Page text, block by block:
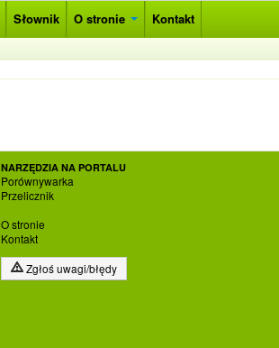
Słownik O stronie Kontakt
NARZĘDZIA NA PORTALU
Porównywarka
Przelicznik
O stronie
Kontakt
Zgłoś uwagi/błędy